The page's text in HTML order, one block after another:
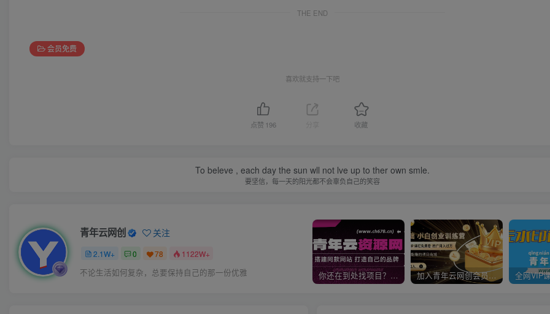
THE END
会员免费
喜欢就支持一下吧
点赞 196 收藏
To beleve , each day the sun wll not lve up to ther own smle.
要坚信，每一天的阳光都不会辜负自己的笑容
青年云网创 关注
2.1W+ 0 78 1122W+
不论生活如何复杂，总要保持自己的那一份优雅 你还在到处找项目？还在当韭菜？我靠卖项目一个月收入5万+，曾经我也是个失败者。 加入青年云网创会员，全站资源免费学习。加入高级合伙人，推广日入1000+